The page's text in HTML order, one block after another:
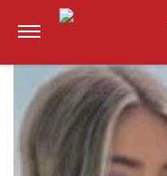
AnteriorSiguiente